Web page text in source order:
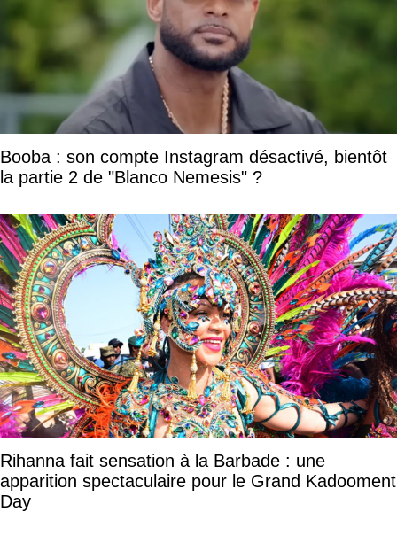
Booba : son compte Instagram désactivé, bientôt
la partie 2 de "Blanco Nemesis" ?
Rihanna fait sensation à la Barbade : une
apparition spectaculaire pour le Grand Kadooment
Day